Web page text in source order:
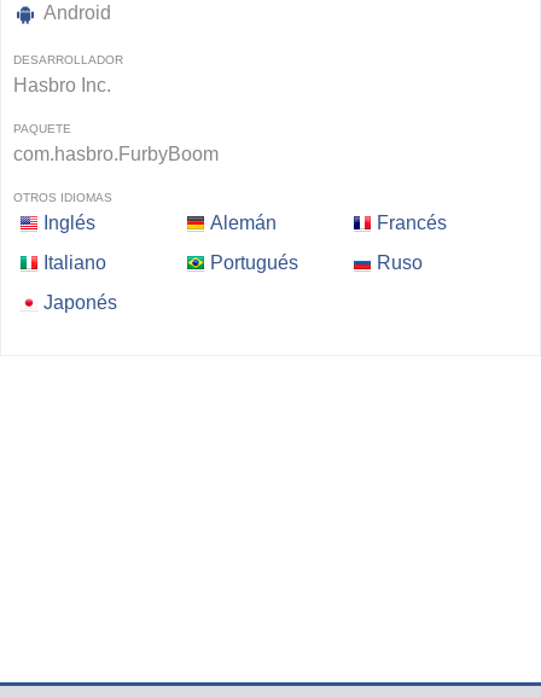
Android
DESARROLLADOR
Hasbro Inc.
PAQUETE
com.hasbro.FurbyBoom
OTROS IDIOMAS
Inglés Alemán
Francés
Italiano
Portugués
Ruso
Japonés